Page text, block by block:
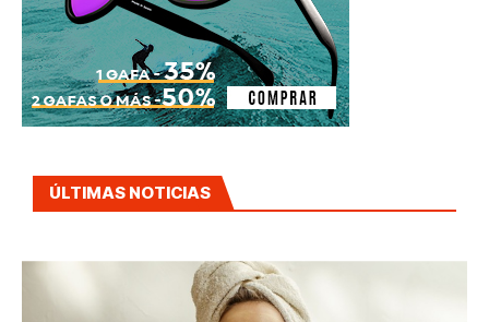
ÚLTIMAS NOTICIAS